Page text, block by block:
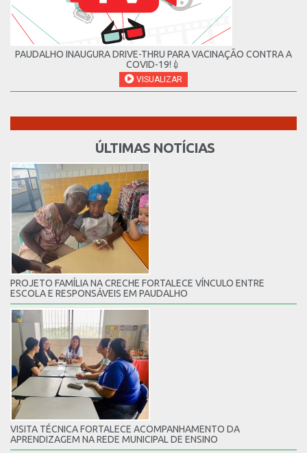
PAUDALHO INAUGURA DRIVE-THRU PARA VACINAÇÃO CONTRA A
COVID-19!💉
VISUALIZAR
ÚLTIMAS NOTÍCIAS
PROJETO FAMÍLIA NA CRECHE FORTALECE VÍNCULO ENTRE
ESCOLA E RESPONSÁVEIS EM PAUDALHO
VISITA TÉCNICA FORTALECE ACOMPANHAMENTO DA
APRENDIZAGEM NA REDE MUNICIPAL DE ENSINO